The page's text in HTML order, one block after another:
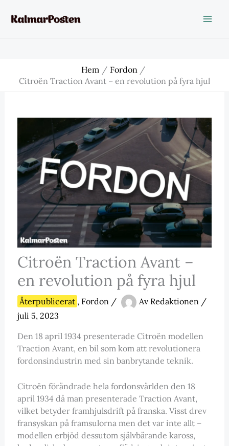
Hem
Fordon
Citroën Traction Avant – en revolution på fyra hjul
Citroën Traction Avant –
en revolution på fyra hjul
Återpublicerat , Fordon/ Av Redaktionen /
juli 5, 2023
Den 18 april 1934 presenterade Citroën modellen
Traction Avant, en bil som kom att revolutionera
fordonsindustrin med sin banbrytande teknik.
Citroën förändrade hela fordonsvärlden den 18
april 1934 då man presenterade Traction Avant,
vilket betyder framhjulsdrift på franska. Visst drev
fransyskan på framsulorna men det var inte allt –
modellen erbjöd dessutom självbärande kaross,